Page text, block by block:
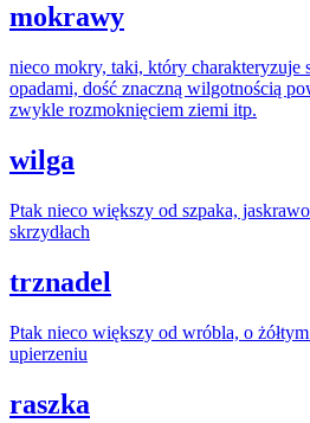
mokrawy
nieco mokry, taki, który charakteryzuje
opadami, dość znaczną wilgotnością
zwykle rozmoknięciem ziemi itp.
wilga
Ptak nieco większy od szpaka,
skrzydłach
trznadel
Ptak nieco większy od wróbla, o żółtym
upierzeniu
raszka